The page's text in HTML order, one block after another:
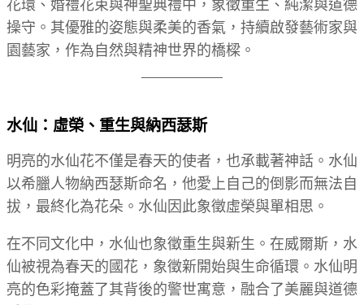
花環、婚禮花束與神聖典禮中，象徵重生、純潔與道德
操守。其優雅的姿態與柔美的香氣，持續啟發藝術家與
園藝家，作為自然與精神世界的橋樑。
水仙：虛榮、重生與納西瑟斯
明亮的水仙花不僅是春天的使者，也承載著神話。水仙
以希臘人物納西瑟斯命名，他愛上自己的倒影而無法自
拔，最終化為花朵。水仙因此象徵虛榮與單相思。
在不同文化中，水仙也象徵重生與新生。在威爾斯，水
仙被視為春天的國花，象徵新開始與生命循環。水仙明
亮的色彩掩蓋了其背後的警世寓意，融合了美麗與道德